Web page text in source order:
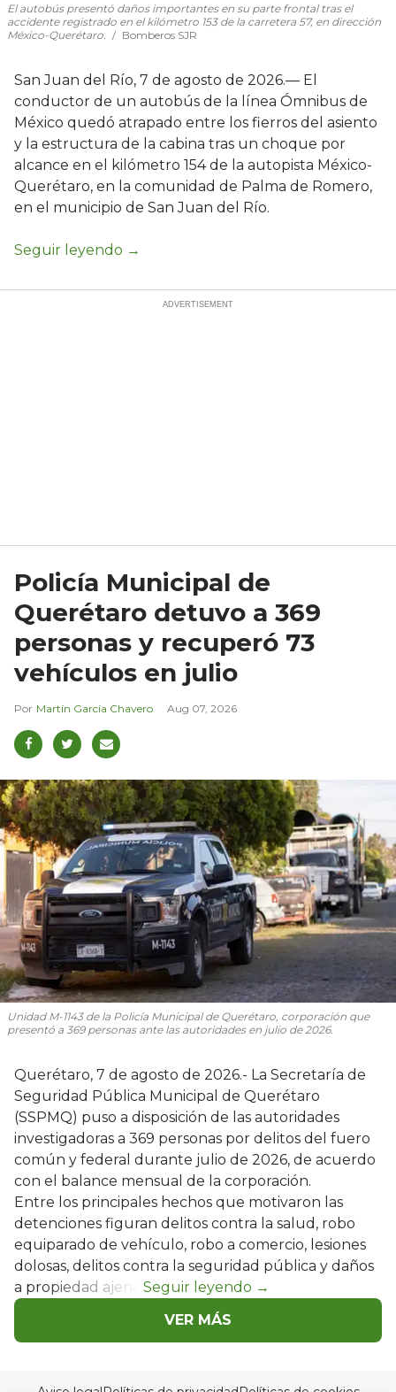
El autobús presentó daños importantes en su parte frontal tras el
accidente registrado en el kilómetro 153 de la carretera 57, en dirección
México-Querétaro.
Bomberos SJR
San Juan del Río, 7 de agosto de 2026.— El
conductor de un autobús de la línea Ómnibus de
México quedó atrapado entre los fierros del asiento
y la estructura de la cabina tras un choque por
alcance en el kilómetro 154 de la autopista México-
Querétaro, en la comunidad de Palma de Romero,
en el municipio de San Juan del Río.
Policía Municipal de
Querétaro detuvo a 369
personas y recuperó 73
vehículos en julio
Martín García Chavero Aug 07, 2026
Unidad M-1143 de la Policía Municipal de Querétaro, corporación que
presentó a 369 personas ante las autoridades en julio de 2026.
Querétaro, 7 de agosto de 2026.- La Secretaría de
Seguridad Pública Municipal de Querétaro
(SSPMQ) puso a disposición de las autoridades
investigadoras a 369 personas por delitos del fuero
común y federal durante julio de 2026, de acuerdo
con el balance mensual de la corporación.
Entre los principales hechos que motivaron las
detenciones figuran delitos contra la salud, robo
equiparado de vehículo, robo a comercio, lesiones
dolosas, delitos contra la seguridad pública y daños
a propiedad ajena.
VER MÁS